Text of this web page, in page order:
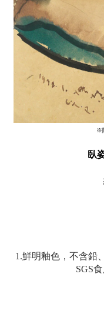
※
臥
1.鮮明釉色，不含鉛
SGS